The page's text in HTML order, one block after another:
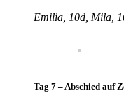
Emilia, 10d, Mila,
Tag 7 – Abschied auf